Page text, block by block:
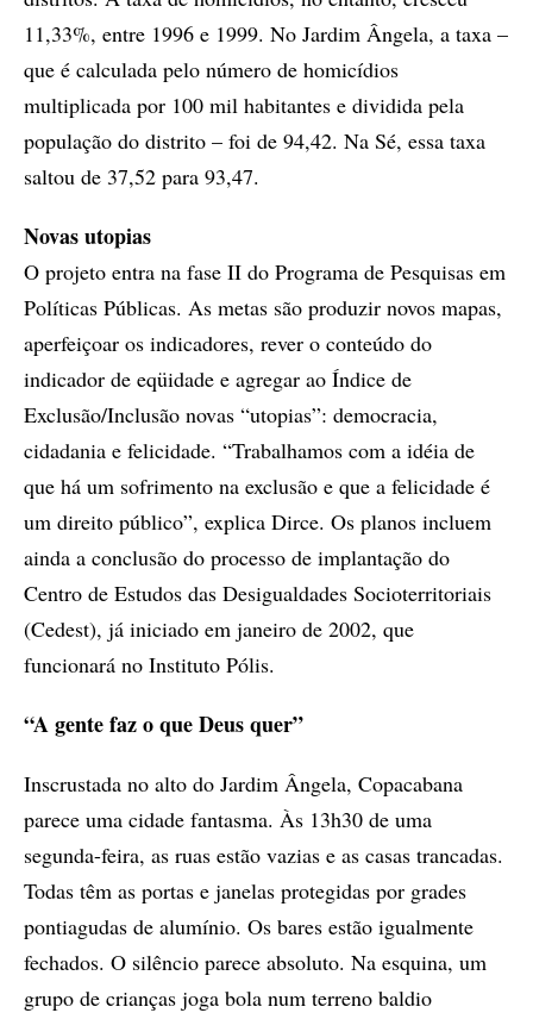
11,33%, entre 1996 e 1999. No Jardim Ângela, a taxa –
que é calculada pelo número de homicídios
multiplicada por 100 mil habitantes e dividida pela
população do distrito – foi de 94,42. Na Sé, essa taxa
saltou de 37,52 para 93,47.
Novas utopias
O projeto entra na fase II do Programa de Pesquisas em
Políticas Públicas. As metas são produzir novos mapas,
aperfeiçoar os indicadores, rever o conteúdo do
indicador de eqüidade e agregar ao Índice de
Exclusão/Inclusão novas “utopias”: democracia,
cidadania e felicidade. “Trabalhamos com a idéia de
que há um sofrimento na exclusão e que a felicidade é
um direito público”, explica Dirce. Os planos incluem
ainda a conclusão do processo de implantação do
Centro de Estudos das Desigualdades Socioterritoriais
(Cedest), já iniciado em janeiro de 2002, que
funcionará no Instituto Pólis.
“A gente faz o que Deus quer”
Inscrustada no alto do Jardim Ângela, Copacabana
parece uma cidade fantasma. Às 13h30 de uma
segunda-feira, as ruas estão vazias e as casas trancadas.
Todas têm as portas e janelas protegidas por grades
pontiagudas de alumínio. Os bares estão igualmente
fechados. O silêncio parece absoluto. Na esquina, um
grupo de crianças joga bola num terreno baldio